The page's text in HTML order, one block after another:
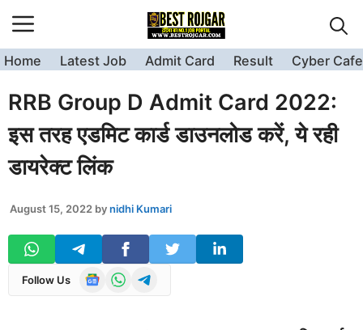
to
content
Home Latest Job Admit Card Result Cyber Cafe
RRB Group D Admit Card 2022:
इस तरह एडमिट कार्ड डाउनलोड करें, ये रही
डायरेक्ट लिंक
August 15, 2022 bynidhi Kumari
Follow Us